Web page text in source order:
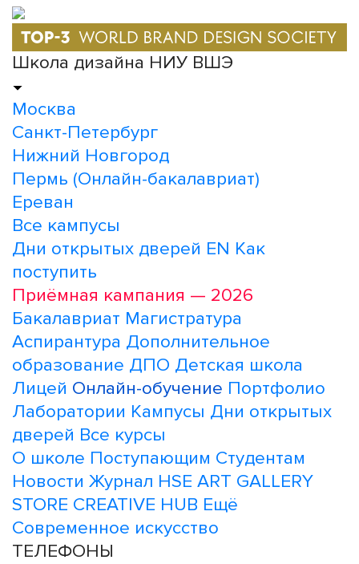
Школа дизайна НИУ ВШЭ
Москва
Санкт-Петербург
Нижний Новгород
Пермь (Онлайн-бакалавриат)
Ереван
Все кампусы
Дни открытых дверей EN Как
поступить
Приёмная кампания — 2026
Бакалавриат Магистратура
Аспирантура Дополнительное
образование ДПО Детская школа
Лицей Онлайн-обучение Портфолио
Лаборатории Кампусы Дни открытых
дверей Все курсы
О школе Поступающим Студентам
Новости Журнал HSE ART GALLERY
STORE CREATIVE HUB Ещё
Современное искусство
ТЕЛЕФОНЫ